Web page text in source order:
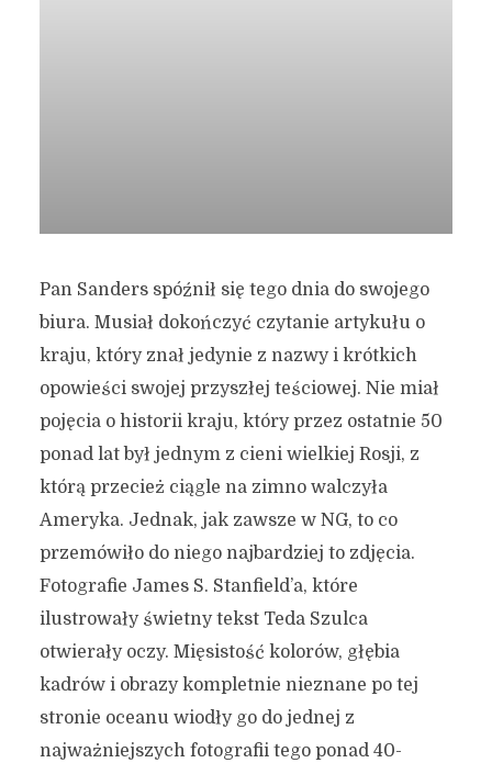
Pan Sanders spóźnił się tego dnia do swojego
biura. Musiał dokończyć czytanie artykułu o
kraju, który znał jedynie z nazwy i krótkich
opowieści swojej przyszłej teściowej. Nie miał
pojęcia o historii kraju, który przez ostatnie 50
ponad lat był jednym z cieni wielkiej Rosji, z
którą przecież ciągle na zimno walczyła
Ameryka. Jednak, jak zawsze w NG, to co
przemówiło do niego najbardziej to zdjęcia.
Fotografie James S. Stanfield’a, które
ilustrowały świetny tekst Teda Szulca
otwierały oczy. Mięsistość kolorów, głębia
kadrów i obrazy kompletnie nieznane po tej
stronie oceanu wiodły go do jednej z
najważniejszych fotografii tego ponad 40-